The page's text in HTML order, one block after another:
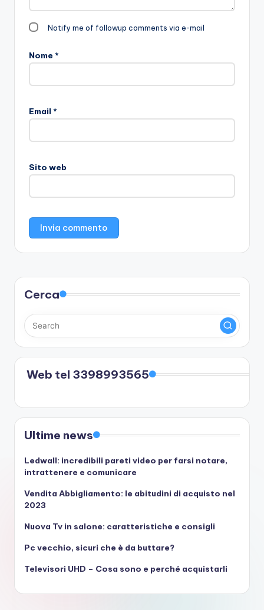
Notify me of followup comments via e-mail
Nome *
Email *
Sito web
Cerca
Web tel 3398993565
Ultime news
Ledwall: incredibili pareti video per farsi notare,
intrattenere e comunicare
Vendita Abbigliamento: le abitudini di acquisto nel
2023
Nuova Tv in salone: caratteristiche e consigli
Pc vecchio, sicuri che è da buttare?
Televisori UHD – Cosa sono e perché acquistarli